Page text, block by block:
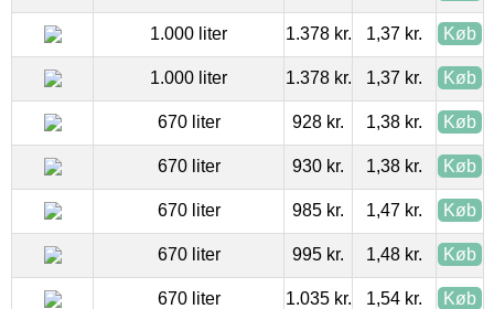
1.000 liter 1.378 kr. 1,37 kr. Køb
1.000 liter 1.378 kr. 1,37 kr. Køb
670 liter 928 kr. 1,38 kr. Køb
670 liter 930 kr. 1,38 kr. Køb
670 liter 985 kr. 1,47 kr. Køb
670 liter 995 kr. 1,48 kr. Køb
670 liter 1.035 kr. 1,54 kr. Køb